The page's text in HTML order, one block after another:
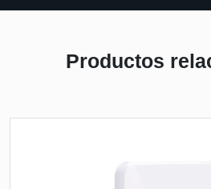
Productos